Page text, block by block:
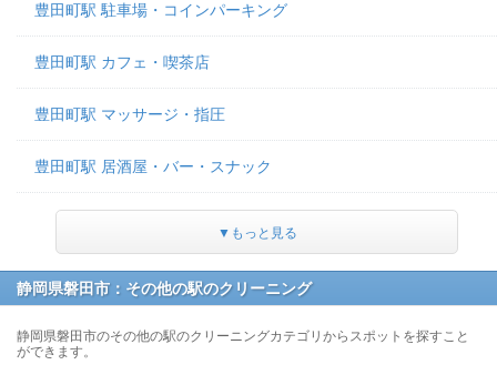
豊田町駅 駐車場・コインパーキング
豊田町駅 カフェ・喫茶店
豊田町駅 マッサージ・指圧
豊田町駅 居酒屋・バー・スナック
▼もっと見る
静岡県磐田市：その他の駅のクリーニング
静岡県磐田市のその他の駅のクリーニングカテゴリからスポットを探すこと
ができます。